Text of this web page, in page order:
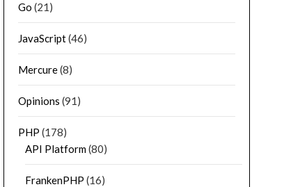
Go (21)
JavaScript(46)
Mercure(8)
Opinions (91)
PHP (178)
API Platform(80)
FrankenPHP (16)